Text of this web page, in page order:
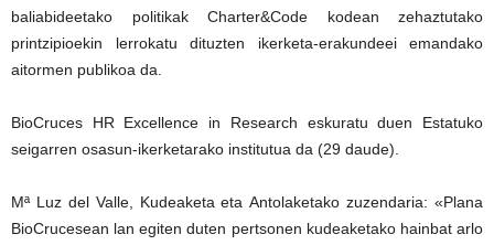
baliabideetako politikak Charter&Code kodean zehaztutako
printzipioekin lerrokatu dituzten ikerketa-erakundeei emandako
aitormen publikoa da.
BioCruces HR Excellence in Research eskuratu duen Estatuko
seigarren osasun-ikerketarako institutua da (29 daude).
Mª Luz del Valle, Kudeaketa eta Antolaketako zuzendaria: «Plana
BioCrucesean lan egiten duten pertsonen kudeaketako hainbat arlo